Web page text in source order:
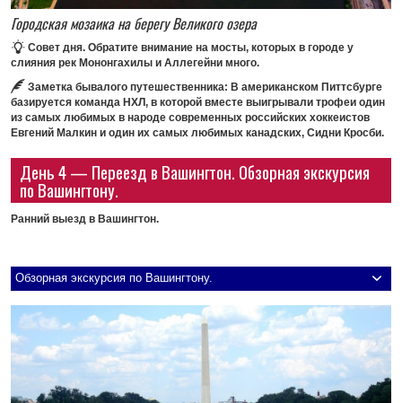
Городская мозаика на берегу Великого озера
Совет дня. Обратите внимание на мосты, которых в городе у
слияния рек Мононгахилы и Аллегейни много.
Заметка бывалого путешественника: В американском Питтсбурге
базируется команда НХЛ, в которой вместе выигрывали трофеи один
из самых любимых в народе современных российских хоккеистов
Евгений Малкин и один их самых любимых канадских, Сидни Кросби.
День 4 — Переезд в Вашингтон. Обзорная экскурсия
по Вашингтону.
Ранний выезд в Вашингтон.
Обзорная экскурсия по Вашингтону.